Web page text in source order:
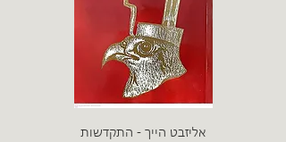
אליזבט הייך - התקדשות